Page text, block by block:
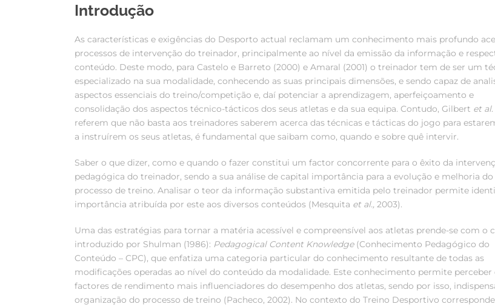
Introdução
As características e exigências do Desporto actual reclamam um conhecimento mais profundo
processos de intervenção do treinador, principalmente ao nível da emissão da informação e
conteúdo. Deste modo, para Castelo e Barreto (2000) e Amaral (2001) o treinador tem de ser um
especializado na sua modalidade, conhecendo as suas principais dimensões, e sendo capaz de
aspectos essenciais do treino/competição e, daí potenciar a aprendizagem, aperfeiçoamento e
consolidação dos aspectos técnico-tácticos dos seus atletas e da sua equipa. Contudo, Gilbert et al
referem que não basta aos treinadores saberem acerca das técnicas e tácticas do jogo para
a instruírem os seus atletas, é fundamental que saibam como, quando e sobre quê intervir.
Saber o que dizer, como e quando o fazer constitui um factor concorrente para o êxito da
pedagógica do treinador, sendo a sua análise de capital importância para a evolução e melhoria do
processo de treino. Analisar o teor da informação substantiva emitida pelo treinador permite
importância atribuída por este aos diversos conteúdos (Mesquita et al., 2003).
Uma das estratégias para tornar a matéria acessível e compreensível aos atletas prende-se com o
introduzido por Shulman (1986): Pedagogical Content Knowledge(Conhecimento Pedagógico do
Conteúdo – CPC), que enfatiza uma categoria particular do conhecimento resultante de todas as
modificações operadas ao nível do conteúdo da modalidade. Este conhecimento permite perceber
factores de rendimento mais influenciadores do desempenho dos atletas, sendo por isso,
organização do processo de treino (Pacheco, 2002). No contexto do Treino Desportivo